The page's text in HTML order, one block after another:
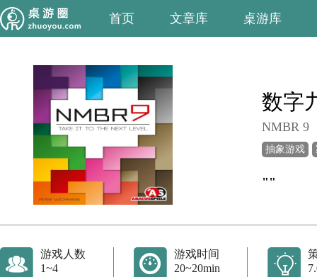
首页 文章库 桌游库
数字
NMBR 9
抽象游戏
""
游戏人数
1~4
游戏时间
20~20min